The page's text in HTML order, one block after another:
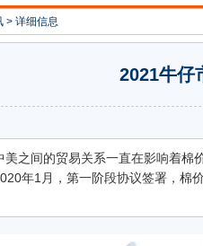
> 详细信息
2021牛仔
美之间的贸易关系一直在影响着
年1月，第一阶段协议签署，棉